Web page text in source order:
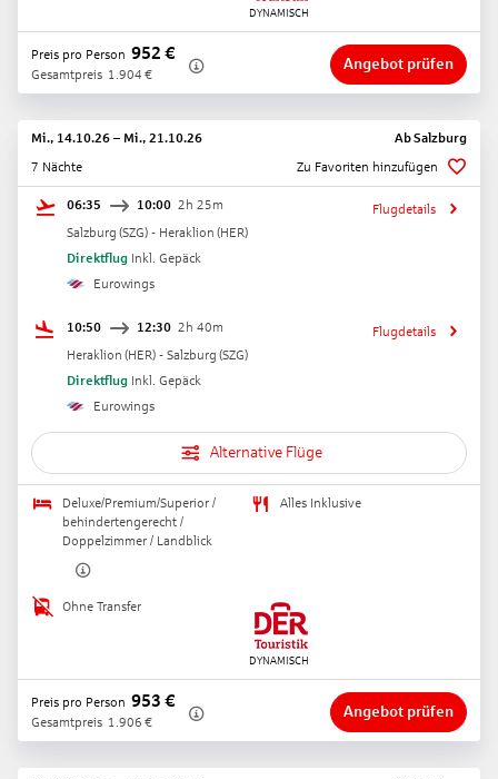
Preis pro Person 952 €
Gesamtpreis 1.904 €
Angebot prüfen
Mi., 14.10.26 – Mi., 21.10.26 AbSalzburg
7 Nächte
Zu Favoriten hinzufügen
06:35 10:00 2h 25m
Salzburg (SZG) - Heraklion (HER)
Direktflug Inkl. Gepäck
Eurowings
Flugdetails
10:50 12:30 2h 40m
Heraklion (HER) - Salzburg (SZG)
Direktflug Inkl. Gepäck
Eurowings
Flugdetails
Alternative Flüge
Deluxe/Premium/Superior /
behindertengerecht /
Doppelzimmer / Landblick
Alles Inklusive
Ohne Transfer
Preis pro Person 953 €
Gesamtpreis 1.906 €
Angebot prüfen